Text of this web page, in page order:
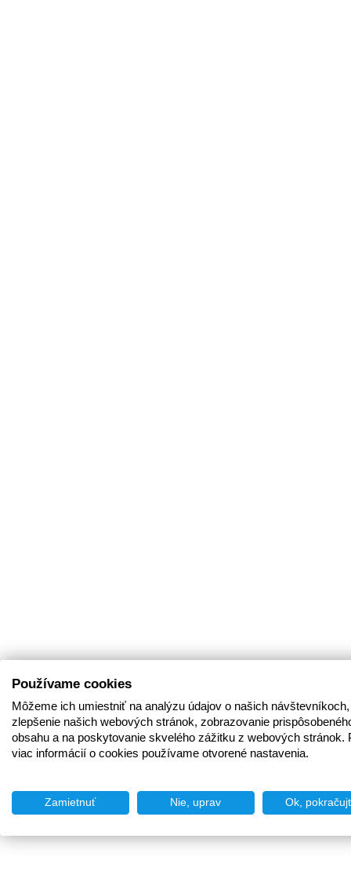
Používame cookies
Môžeme ich umiestniť na analýzu údajov o našich
zlepšenie našich webových stránok, zobrazovanie
obsahu a na poskytovanie skvelého zážitku z webových stránok.
viac informácií o cookies používame otvorené nastavenia.
Zamietnuť Nie, uprav Ok,